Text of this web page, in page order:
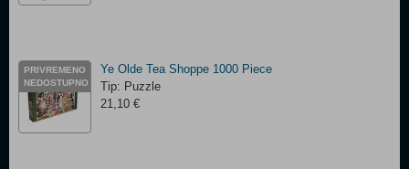
PRIVREMENO
NEDOSTUPNO
Ye Olde Tea Shoppe 1000 Piece
Tip: Puzzle
21,10 €